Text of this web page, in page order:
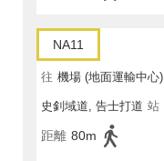
NA11
往 機場 (地面運輸中心)
史釗域道, 告士打道 站
距離 80m